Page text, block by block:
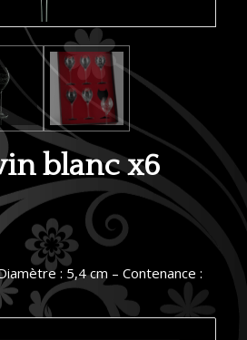
blanc x6
: 5,4 cm – Contenance :